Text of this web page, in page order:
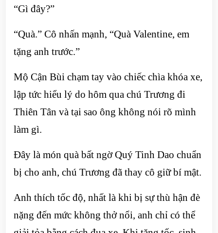
“Gì đây?”
“Quà.” Cô nhấn mạnh, “Quà Valentine, em
tặng anh trước.”
Mộ Cận Bùi chạm tay vào chiếc chìa khóa xe,
lập tức hiểu lý do hôm qua chú Trương đi
Thiên Tân và tại sao ông không nói rõ mình
làm gì.
Đây là món quà bất ngờ Quý Tinh Dao chuẩn
bị cho anh, chú Trương đã thay cô giữ bí mật.
Anh thích tốc độ, nhất là khi bị sự thù hận đè
nặng đến mức không thở nổi, anh chỉ có thể